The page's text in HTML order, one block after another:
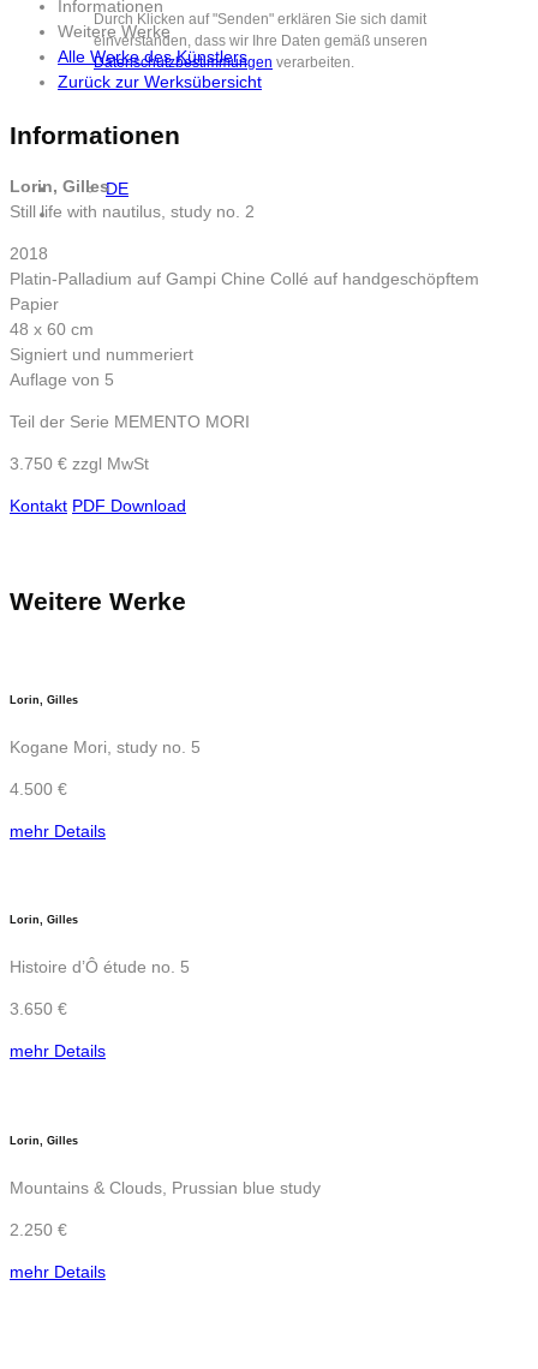
Durch Klicken auf "Senden" erklären Sie sich damit
einverstanden, dass wir Ihre Daten gemäß unseren
Datenschutzbestimmungen verarbeiten.
DE
Informationen
Weitere Werke
Alle Werke des Künstlers
Zurück zur Werksübersicht
Informationen
Lorin, Gilles
Still life with nautilus, study no. 2
2018
Platin-Palladium auf Gampi Chine Collé auf handgeschöpftem
Papier
48 x 60 cm
Signiert und nummeriert
Auflage von 5
Teil der Serie MEMENTO MORI
3.750 € zzgl MwSt
Kontakt PDF Download
Weitere Werke
Lorin, Gilles
Kogane Mori, study no. 5
4.500 €
mehr Details
Lorin, Gilles
Histoire d’Ô étude no. 5
3.650 €
mehr Details
Lorin, Gilles
Mountains & Clouds, Prussian blue study
2.250 €
mehr Details